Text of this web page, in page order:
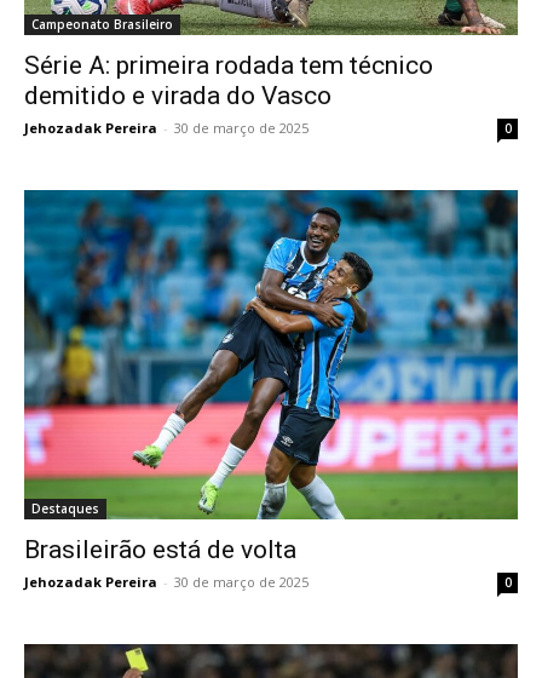
Campeonato Brasileiro
Série A: primeira rodada tem técnico
demitido e virada do Vasco
Jehozadak Pereira - 30 de março de 2025 0
Destaques
Brasileirão está de volta
Jehozadak Pereira - 30 de março de 2025 0